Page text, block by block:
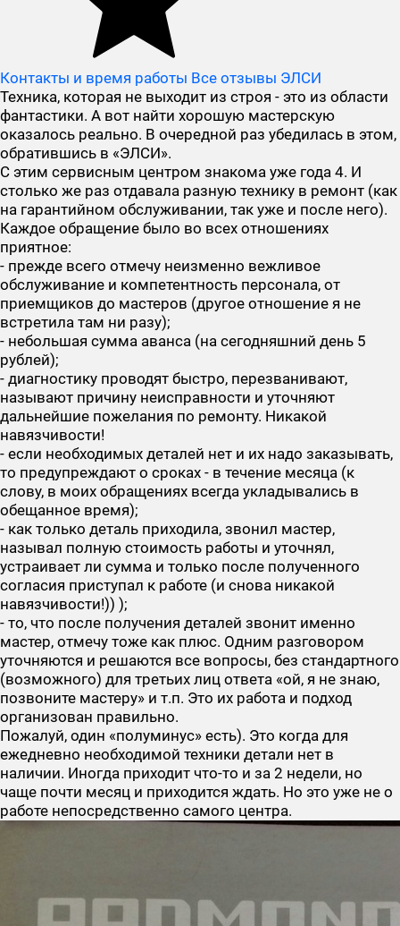
Контакты и время работы Все отзывы ЭЛСИ
Техника, которая не выходит из строя - это из области
фантастики. А вот найти хорошую мастерскую
оказалось реально. В очередной раз убедилась в этом,
обратившись в «ЭЛСИ».
С этим сервисным центром знакома уже года 4. И
столько же раз отдавала разную технику в ремонт (как
на гарантийном обслуживании, так уже и после него).
Каждое обращение было во всех отношениях
приятное:
- прежде всего отмечу неизменно вежливое
обслуживание и компетентность персонала, от
приемщиков до мастеров (другое отношение я не
встретила там ни разу);
- небольшая сумма аванса (на сегодняшний день 5
рублей);
- диагностику проводят быстро, перезванивают,
называют причину неисправности и уточняют
дальнейшие пожелания по ремонту. Никакой
навязчивости!
- если необходимых деталей нет и их надо заказывать,
то предупреждают о сроках - в течение месяца (к
слову, в моих обращениях всегда укладывались в
обещанное время);
- как только деталь приходила, звонил мастер,
называл полную стоимость работы и уточнял,
устраивает ли сумма и только после полученного
согласия приступал к работе (и снова никакой
навязчивости!)) );
- то, что после получения деталей звонит именно
мастер, отмечу тоже как плюс. Одним разговором
уточняются и решаются все вопросы, без стандартного
(возможного) для третьих лиц ответа «ой, я не знаю,
позвоните мастеру» и т.п. Это их работа и подход
организован правильно.
Пожалуй, один «полуминус» есть). Это когда для
ежедневно необходимой техники детали нет в
наличии. Иногда приходит что-то и за 2 недели, но
чаще почти месяц и приходится ждать. Но это уже не о
работе непосредственно самого центра.